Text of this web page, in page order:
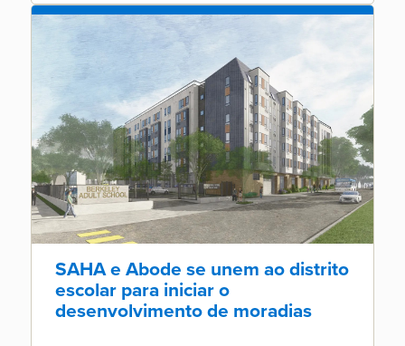
SAHA e Abode se unem ao distrito
escolar para iniciar o
desenvolvimento de moradias